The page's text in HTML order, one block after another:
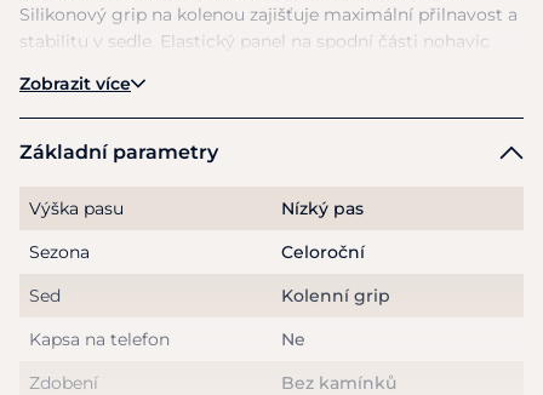
Silikonový grip na kolenou zajišťuje maximální přilnavost a
stabilitu v sedle. Elastický panel na spodní části nohavic
přední kapsy, do kterých lze uschovat Vaše drobnosti.
Materiál:93% nylon 7% elastan
Pokyny k péči:
Zobrazit více
Základní parametry
Výška pasu
Nízký pas
Sezona
Celoroční
Sed
Kolenní grip
Kapsa na telefon
Ne
Zdobení
Bez kamínků